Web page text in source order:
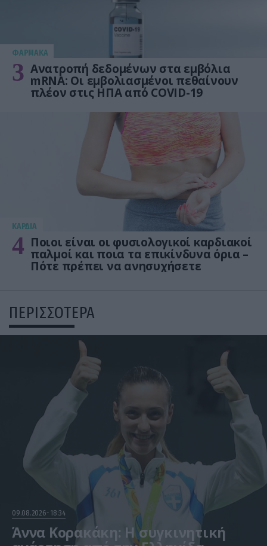
ΦΑΡΜΑΚΑ
3 Ανατροπή δεδομένων στα εμβόλια
mRNA: Οι εμβολιασμένοι πεθαίνουν
πλέον στις ΗΠΑ από COVID-19
KΑΡΔΙΑ
4 Ποιοι είναι οι φυσιολογικοί καρδιακοί
παλμοί και ποια τα επικίνδυνα όρια –
Πότε πρέπει να ανησυχήσετε
ΠΕΡΙΣΣΟΤΕΡΑ
09.08.2026 18:34
Άννα Κορακάκη: Η συγκινητική